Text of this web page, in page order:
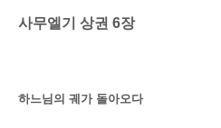
사무엘기 상권 6장
하느님의 궤가 돌아오다